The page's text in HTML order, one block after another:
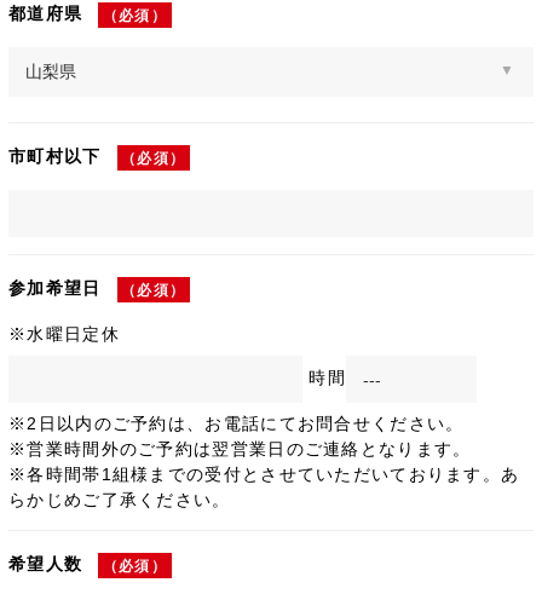
都道府県 （必須）
市町村以下 （必須）
参加希望日 （必須）
※水曜日定休
時間
※2日以内のご予約は、お電話にてお問合せください。
※営業時間外のご予約は翌営業日のご連絡となります。
※各時間帯1組様までの受付とさせていただいております。あ
らかじめご了承ください。
希望人数 （必須）